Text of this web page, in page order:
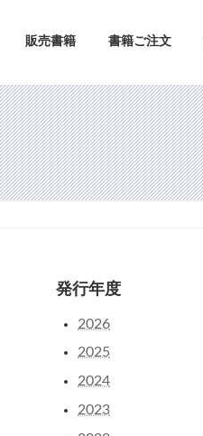
販売書籍 書籍ご注文
発行年度
2026
2025
2024
2023